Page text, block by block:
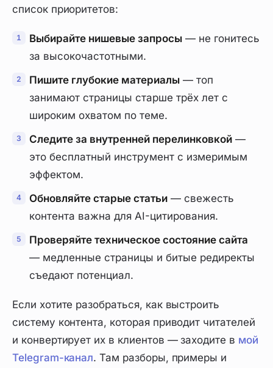
список приоритетов:
Выбирайте нишевые запросы — не гонитесь
за высокочастотными.
Пишите глубокие материалы — топ
занимают страницы старше трёх лет с
широким охватом по теме.
Следите за внутренней перелинковкой —
это бесплатный инструмент с измеримым
эффектом.
Обновляйте старые статьи — свежесть
контента важна для AI-цитирования.
Проверяйте техническое состояние сайта
— медленные страницы и битые редиректы
съедают потенциал.
Если хотите разобраться, как выстроить
систему контента, которая приводит читателей
и конвертирует их в клиентов — заходите в мой
Telegram-канал. Там разборы, примеры и